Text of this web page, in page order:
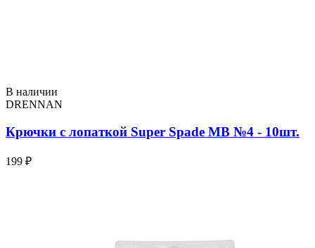
В наличии
DRENNAN
Крючки с лопаткой Super Spade МВ №4 - 10шт.
199 ₽